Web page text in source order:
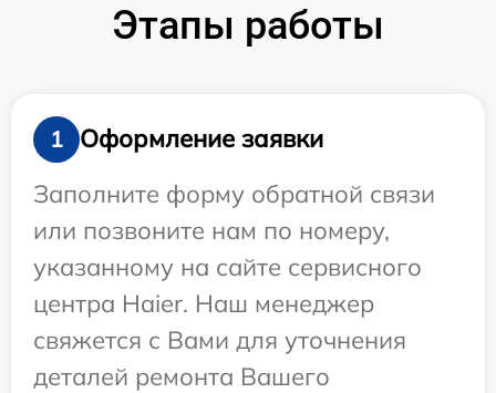
Этапы работы
1
Оформление заявки
Заполните форму обратной связи
или позвоните нам по номеру,
указанному на сайте сервисного
центра Haier. Наш менеджер
свяжется с Вами для уточнения
деталей ремонта Вашего